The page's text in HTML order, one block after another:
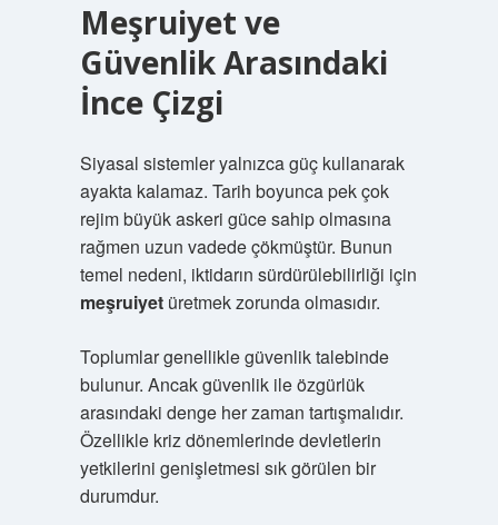
Meşruiyet ve
Güvenlik Arasındaki
İnce Çizgi
Siyasal sistemler yalnızca güç kullanarak
ayakta kalamaz. Tarih boyunca pek çok
rejim büyük askeri güce sahip olmasına
rağmen uzun vadede çökmüştür. Bunun
temel nedeni, iktidarın sürdürülebilirliği için
meşruiyetüretmek zorunda olmasıdır.
Toplumlar genellikle güvenlik talebinde
bulunur. Ancak güvenlik ile özgürlük
arasındaki denge her zaman tartışmalıdır.
Özellikle kriz dönemlerinde devletlerin
yetkilerini genişletmesi sık görülen bir
durumdur.